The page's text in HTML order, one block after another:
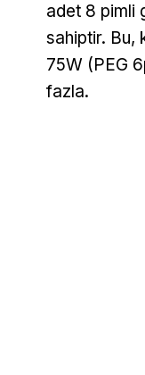
adet 8 pimli
sahiptir. Bu,
75W (PEG
fazla.